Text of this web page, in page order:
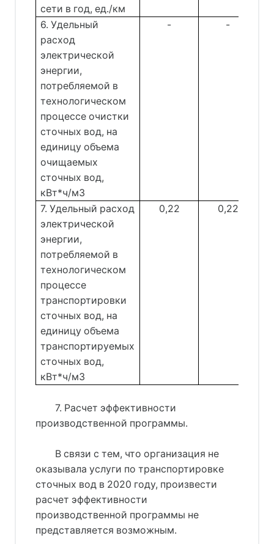
сети в год, ед./км
6. Удельный
расход
электрической
энергии,
потребляемой в
технологическом
процессе очистки
сточных вод, на
единицу объема
очищаемых
сточных вод,
кВт*ч/м3
- -
7. Удельный расход
электрической
энергии,
потребляемой в
технологическом
процессе
транспортировки
сточных вод, на
единицу объема
транспортируемых
сточных вод,
кВт*ч/м3
0,22 0,22
7. Расчет эффективности
производственной программы.
В связи с тем, что организация не
оказывала услуги по транспортировке
сточных вод в 2020 году, произвести
расчет эффективности
производственной программы не
представляется возможным.